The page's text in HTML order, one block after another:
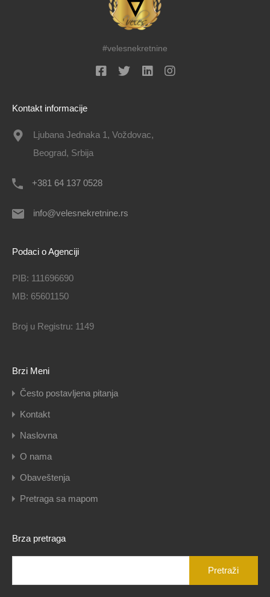
#velesnekretnine
Kontakt informacije
Ljubana Jednaka 1, Voždovac,
Beograd, Srbija
+381 64 137 0528
info@velesnekretnine.rs
Podaci o Agenciji
PIB: 111696690
MB: 65601150
Broj u Registru: 1149
Brzi Meni
Često postavljena pitanja
Kontakt
Naslovna
O nama
Obaveštenja
Pretraga sa mapom
Brza pretraga